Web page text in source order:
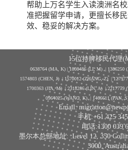
帮助上万名学生入读澳洲名
准把握留学申请，更擅长移
效、稳妥的解决方案。
15位持牌移民代理
0638764 (MA, K) |1808486 (LI, M) | 1386250
1574803 (CHEN, J) | 1570012 (ZHANG, Z) |
1700363 (JIA, M) | 2318286 (LIN, A) |
0964025 (WANG, K) | 1466611 (PAN,
Email:
手机:+61 425
电话:1300 039
墨尔本总部地址: :Level 12, 350
3000,